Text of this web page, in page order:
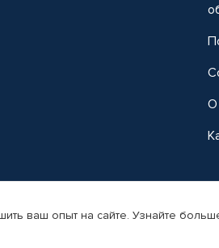
О
магазин автомобильных товаров
ваш опыт на сайте. Узнайте